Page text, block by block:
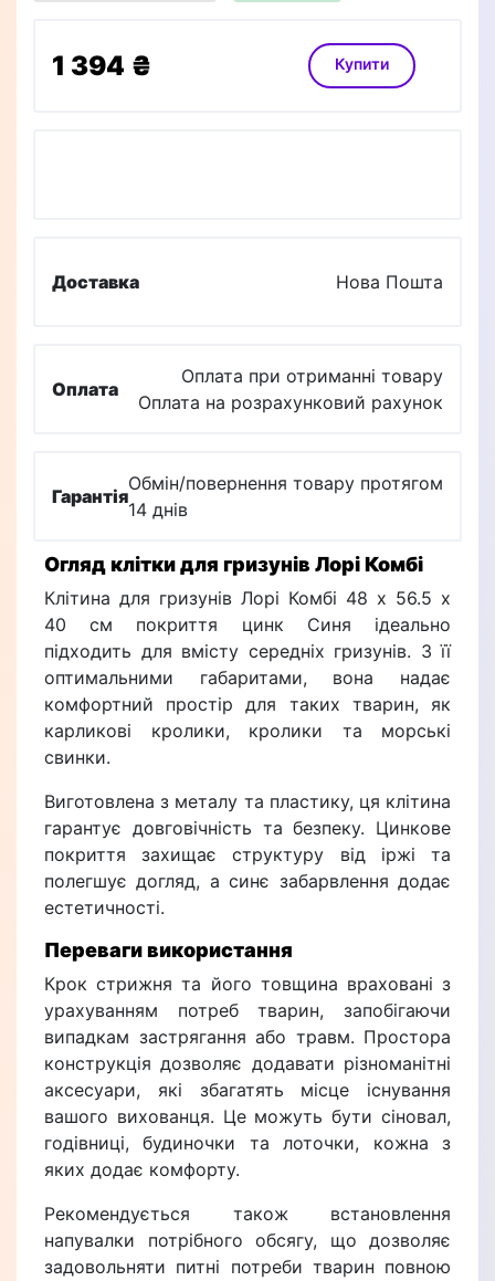
1 394 ₴ Купити
Доставка Нова Пошта
Оплата
Оплата при отриманні товару
Оплата на розрахунковий рахунок
Гарантія
Обмін/повернення товару протягом
14 днів
Огляд клітки для гризунів Лорі Комбі
Клітина для гризунів Лорі Комбі 48 х 56.5 х
40 см покриття цинк Синя ідеально
підходить для вмісту середніх гризунів. З її
оптимальними габаритами, вона надає
комфортний простір для таких тварин, як
карликові кролики, кролики та морські
свинки.
Виготовлена з металу та пластику, ця клітина
гарантує довговічність та безпеку. Цинкове
покриття захищає структуру від іржі та
полегшує догляд, а синє забарвлення додає
естетичності.
Переваги використання
Крок стрижня та його товщина враховані з
урахуванням потреб тварин, запобігаючи
випадкам застрягання або травм. Простора
конструкція дозволяє додавати різноманітні
аксесуари, які збагатять місце існування
вашого вихованця. Це можуть бути сіновал,
годівниці, будиночки та лоточки, кожна з
яких додає комфорту.
Рекомендується також встановлення
напувалки потрібного обсягу, що дозволяє
задовольняти питні потреби тварин повною